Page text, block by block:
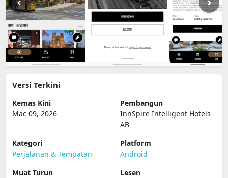
Versi Terkini
Kemas Kini
Mac 09, 2026
Pembangun
InnSpire Intelligent Hotels
AB
Kategori
Perjalanan & Tempatan
Platform
Android
Muat Turun
Lesen